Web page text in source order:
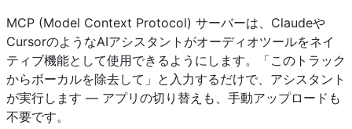
MCP (Model Context Protocol) サーバーは、Claudeや
CursorのようなAIアシスタントがオーディオツールをネイ
ティブ機能として使用できるようにします。「このトラック
からボーカルを除去して」と入力するだけで、アシスタント
が実行します — アプリの切り替えも、手動アップロードも
不要です。